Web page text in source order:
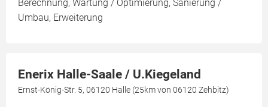
Berechnung, Wartung / Optimierung, Sanierung /
Umbau, Erweiterung
Enerix Halle-Saale / U.Kiegeland
Ernst-König-Str. 5, 06120 Halle (25km von 06120 Zehbitz)